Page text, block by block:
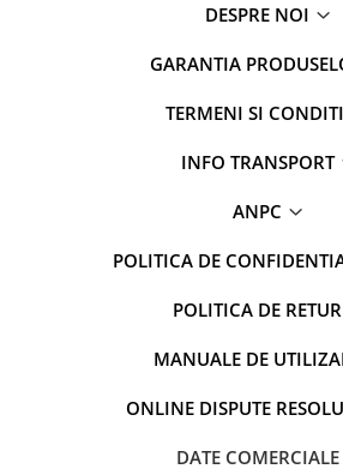
DESPRE NOI
GARANTIA
TERMENI SI
INFO TRANSPORT
ANPC
POLITICA DE
POLITICA DE RETUR
MANUALE DE
ONLINE DISPUTE
DATE COMERCIALE